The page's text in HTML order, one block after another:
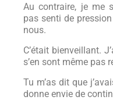
Au contraire, je me
pas senti de
nous.
C’était bienveillant.
s’en sont même pas
Tu m’as dit que
donne envie de